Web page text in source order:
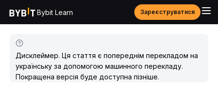
Bybit Learn Зареєструватися
Дисклеймер. Ця стаття є попереднім перекладом на
українську за допомогою машинного перекладу.
Покращена версія буде доступна пізніше.